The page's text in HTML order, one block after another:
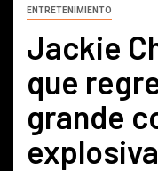
ENTRETENIMIENTO
Jackie
que
grande